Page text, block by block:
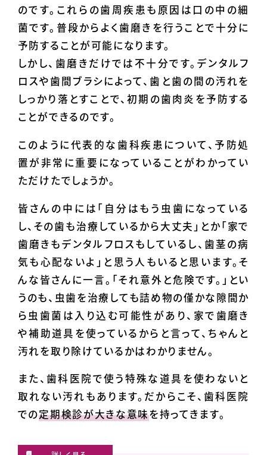
のです。これらの歯周疾患も原因は口の中の細
菌です。普段からよく歯磨きを行うことで十分に
予防することが可能になります。
しかし、歯磨きだけでは不十分です。デンタルフ
ロスや歯間ブラシによって、歯と歯の間の汚れを
しっかり落とすことで、初期の歯肉炎を予防する
ことができるのです。
このように代表的な歯科疾患について、予防処
置が非常に重要になっていることがわかってい
ただけたでしょうか。
皆さんの中には「自分はもう虫歯になっている
し、その歯も治療しているから大丈夫」とか「家で
歯磨きもデンタルフロスもしているし、歯茎の病
気も心配ないよ」と思う人もいると思います。そ
んな皆さんに一言。「それ意外と危険です。」とい
うのも、虫歯を治療しても詰め物の僅かな隙間か
ら虫歯菌は入り込む可能性があり、家で歯磨き
や補助道具を使っているからと言って、ちゃんと
汚れを取り除けているかはわかりません。
また、歯科医院で使う特殊な道具を使わないと
取れない汚れもあります。だからこそ、歯科医院
での定期検診が大きな意味を持ってきます。